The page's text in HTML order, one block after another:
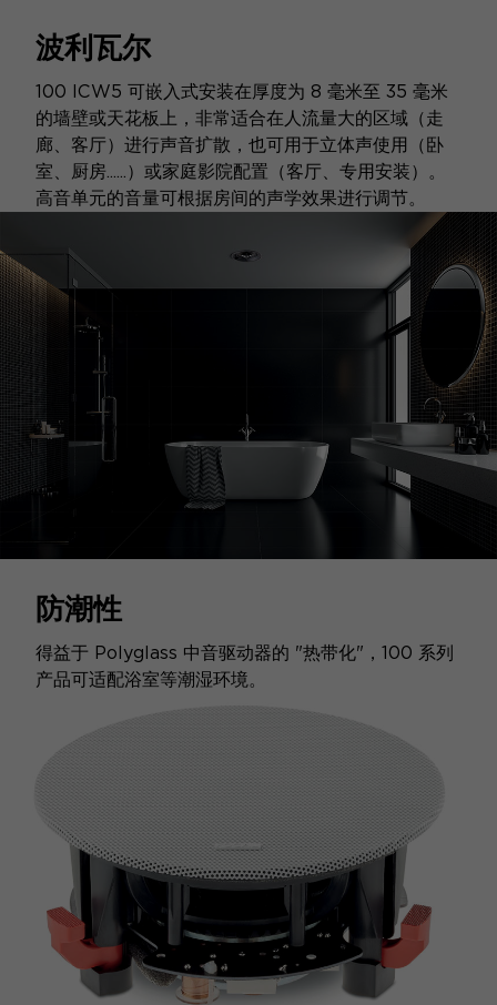
波利瓦尔
100 ICW5 可嵌入式安装在厚度为 8 毫米至 35 毫米
的墙壁或天花板上，非常适合在人流量大的区域（走
廊、客厅）进行声音扩散，也可用于立体声使用（卧
室、厨房......）或家庭影院配置（客厅、专用安装）。
高音单元的音量可根据房间的声学效果进行调节。
防潮性
得益于 Polyglass 中音驱动器的 "热带化"，100 系列
产品可适配浴室等潮湿环境。